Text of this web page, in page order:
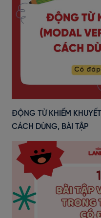
ĐỘNG TỪ KHIẾM
CÁCH DÙNG, BÀI TẬP